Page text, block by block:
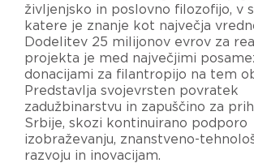
življenjsko in poslovno filozofijo, v
katere je znanje kot največja
Dodelitev 25 milijonov evrov za
projekta je med največjimi
donacijami za filantropijo na tem
Predstavlja svojevrsten povratek
zadužbinarstvu in zapuščino za
Srbije, skozi kontinuirano podporo
izobraževanju, znanstveno-
razvoju in inovacijam.